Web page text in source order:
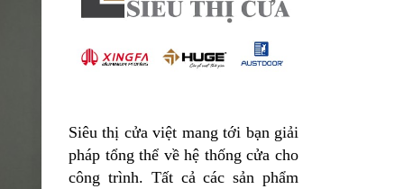
Siêu thị cửa việt mang tới bạn giải
pháp tổng thể về hệ thống cửa cho
công trình. Tất cả các sản phẩm